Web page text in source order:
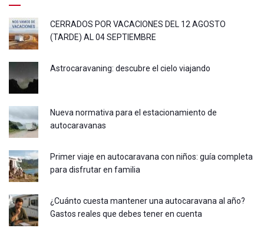
CERRADOS POR VACACIONES DEL 12 AGOSTO
(TARDE) AL 04 SEPTIEMBRE
Astrocaravaning: descubre el cielo viajando
Nueva normativa para el estacionamiento de
autocaravanas
Primer viaje en autocaravana con niños: guía completa
para disfrutar en familia
¿Cuánto cuesta mantener una autocaravana al año?
Gastos reales que debes tener en cuenta